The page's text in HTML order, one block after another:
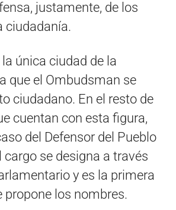
justamente, de los
ciudadanía.
única ciudad de la
que el Ombudsman se
ciudadano. En el resto de
cuentan con esta figura,
del Defensor del Pueblo
cargo se designa a través
y es la primera
propone los nombres.